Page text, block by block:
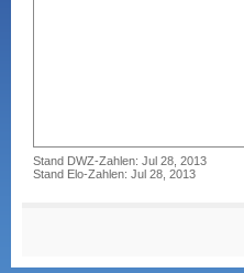
Stand DWZ-Zahlen: Jul 28, 2013
Stand Elo-Zahlen: Jul 28, 2013